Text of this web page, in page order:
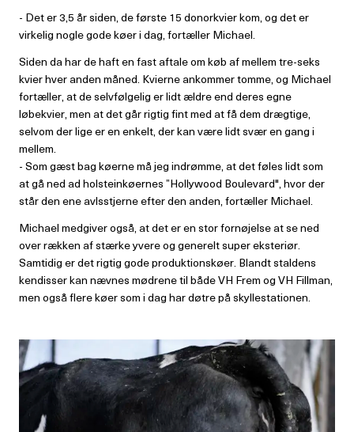
- Det er 3,5 år siden, de første 15 donorkvier kom, og det er
virkelig nogle gode køer i dag, fortæller Michael.
Siden da har de haft en fast aftale om køb af mellem tre-seks
kvier hver anden måned. Kvierne ankommer tomme, og Michael
fortæller, at de selvfølgelig er lidt ældre end deres egne
løbekvier, men at det går rigtig fint med at få dem drægtige,
selvom der lige er en enkelt, der kan være lidt svær en gang i
mellem.
- Som gæst bag køerne må jeg indrømme, at det føles lidt som
at gå ned ad holsteinkøernes ”Hollywood Boulevard", hvor der
står den ene avlsstjerne efter den anden, fortæller Michael.
Michael medgiver også, at det er en stor fornøjelse at se ned
over rækken af stærke yvere og generelt super eksteriør.
Samtidig er det rigtig gode produktionskøer. Blandt staldens
kendisser kan nævnes mødrene til både VH Frem og VH Fillman,
men også flere køer som i dag har døtre på skyllestationen.